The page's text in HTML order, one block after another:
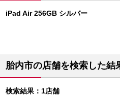
iPad Air 256GB シルバー
胎内市の店舗を検索した結
検索結果：1店舗